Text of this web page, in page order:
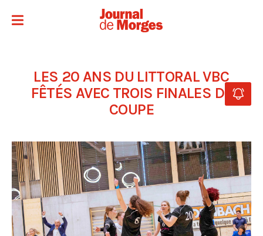
LES 20 ANS DU LITTORAL VBC
FÊTÉS AVEC TROIS FINALES DE
COUPE